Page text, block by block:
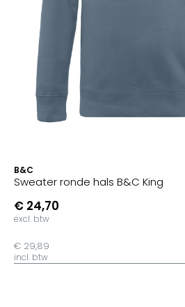
B&C
Sweater ronde hals B&C King
€ 24,70
excl. btw
€ 29,89
incl. btw